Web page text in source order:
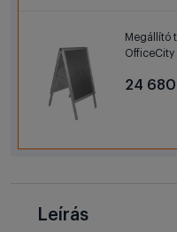
Megállító
OfficeCity
24 680
Leírás